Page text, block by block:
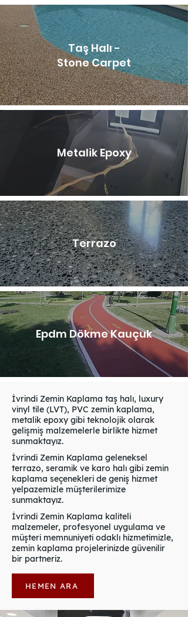
Taş Halı -
Stone Carpet
Metalik Epoxy
Terrazo
Epdm Dökme Kauçuk
İvrindi Zemin Kaplama taş halı, luxury
vinyl tile (LVT), PVC zemin kaplama,
metalik epoxy gibi teknolojik olarak
gelişmiş malzemelerle birlikte hizmet
sunmaktayız.
İvrindi Zemin Kaplama geleneksel
terrazo, seramik ve karo halı gibi zemin
kaplama seçenekleri de geniş hizmet
yelpazemizle müşterilerimize
sunmaktayız.
İvrindi Zemin Kaplama kaliteli
malzemeler, profesyonel uygulama ve
müşteri memnuniyeti odaklı hizmetimizle,
zemin kaplama projelerinizde güvenilir
bir partneriz.
HEMEN ARA